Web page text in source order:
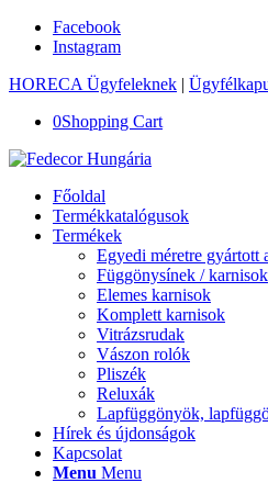
Facebook
Instagram
HORECA Ügyfeleknek |
0Shopping Cart
Főoldal
Termékkatalógusok
Termékek
Egyedi méretre gyártott
Függönysínek / karnisok
Elemes karnisok
Komplett karnisok
Vitrázsrudak
Vászon rolók
Pliszék
Reluxák
Lapfüggönyök,
Hírek és újdonságok
Kapcsolat
Menu Menu